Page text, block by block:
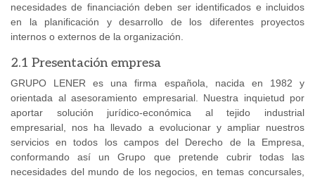
necesidades de financiación deben ser identificados e incluidos
en la planificación y desarrollo de los diferentes proyectos
internos o externos de la organización.
2.1 Presentación empresa
GRUPO LENER es una firma española, nacida en 1982 y
orientada al asesoramiento empresarial. Nuestra inquietud por
aportar solución jurídico-económica al tejido industrial
empresarial, nos ha llevado a evolucionar y ampliar nuestros
servicios en todos los campos del Derecho de la Empresa,
conformando así un Grupo que pretende cubrir todas las
necesidades del mundo de los negocios, en temas concursales,